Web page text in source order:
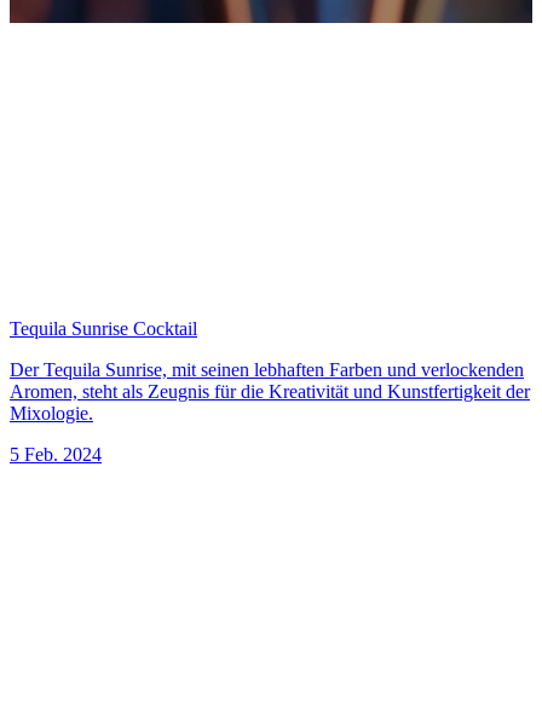
Tequila Sunrise Cocktail
Der Tequila Sunrise, mit seinen lebhaften Farben und verlockenden
Aromen, steht als Zeugnis für die Kreativität und Kunstfertigkeit der
Mixologie.
5 Feb. 2024